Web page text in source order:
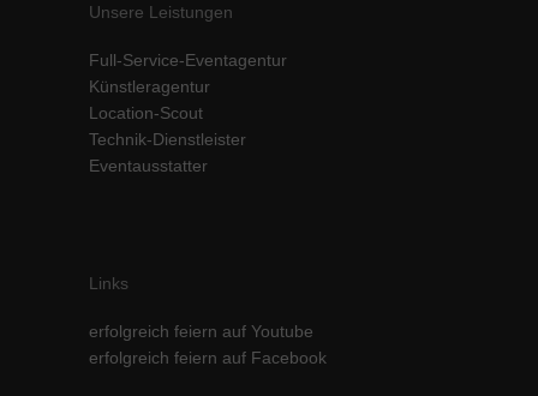
Unsere Leistungen
Full-Service-Eventagentur
Künstleragentur
Location-Scout
Technik-Dienstleister
Eventausstatter
Links
erfolgreich feiern auf Youtube
erfolgreich feiern auf Facebook